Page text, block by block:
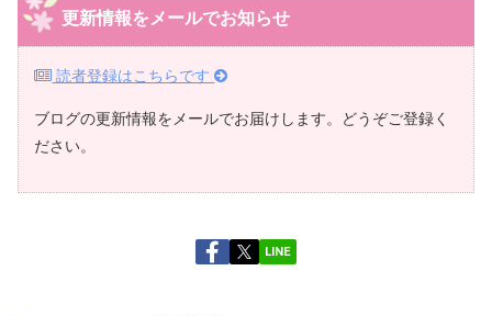
更新情報をメールでお知らせ
読者登録はこちらです
ブログの更新情報をメールでお届けします。どうぞご登録く
ださい。
LINE